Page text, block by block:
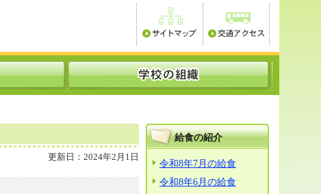
更新日：2024年2月1日
給食の紹介
令和8年7月の給食
令和8年6月の給食